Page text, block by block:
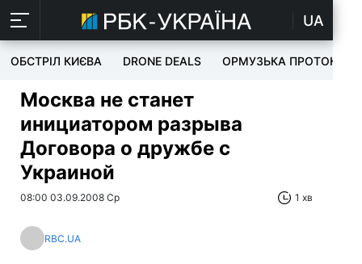
UA
ОБСТРІЛ КИЄВА DRONE DEALS ОРМУЗЬКА ПРОТОКА
Москва не станет
инициатором разрыва
Договора о дружбе с
Украиной
08:00 03.09.2008 Ср 1 хв
RBC.UA